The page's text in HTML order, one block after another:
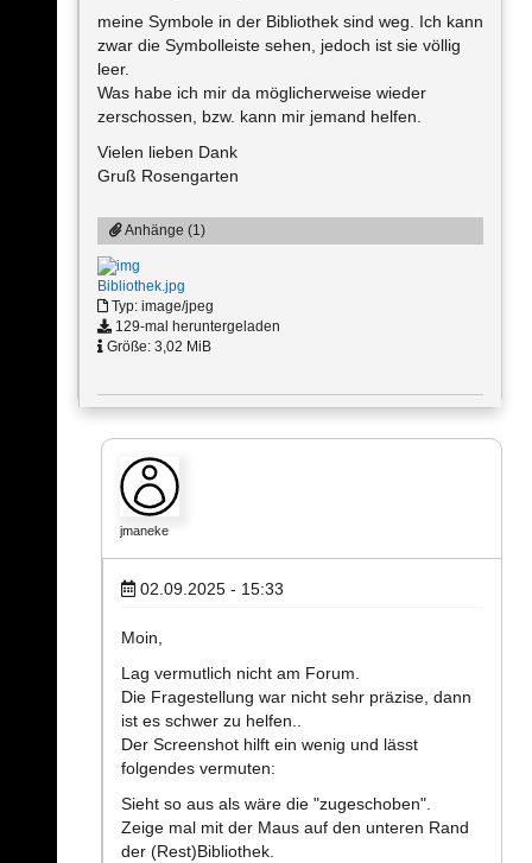
meine Symbole in der Bibliothek sind weg. Ich kann
zwar die Symbolleiste sehen, jedoch ist sie völlig
leer.
Was habe ich mir da möglicherweise wieder
zerschossen, bzw. kann mir jemand helfen.
Vielen lieben Dank
Gruß Rosengarten
Anhänge (1)
Bibliothek.jpg
Typ: image/jpeg
129-mal heruntergeladen
Größe: 3,02 MiB
jmaneke
02.09.2025 - 15:33
Moin,
Lag vermutlich nicht am Forum.
Die Fragestellung war nicht sehr präzise, dann
ist es schwer zu helfen..
Der Screenshot hilft ein wenig und lässt
folgendes vermuten:
Sieht so aus als wäre die "zugeschoben".
Zeige mal mit der Maus auf den unteren Rand
der (Rest)Bibliothek.